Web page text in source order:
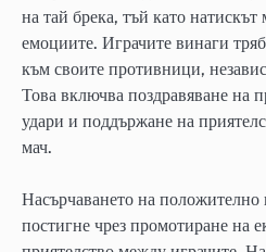
на тай брека, тъй като
емоциите. Играчите винаги
към своите противници,
Това включва поздравяване на
удари и поддържане на
мач.
Насърчаването на положително
постигне чрез промотиране на